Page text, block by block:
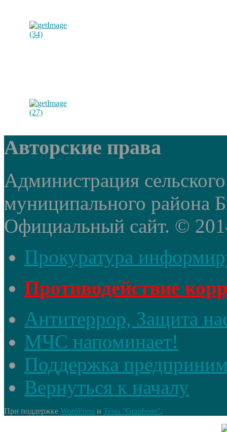
Авторские права
Администрация
муниципального района
Официальный сайт. ©
Прокуратура
Противодействие
Антитеррор, Защита
МЧС напоминает!
Поддержка
Вернуться к началу
При поддержке WordPress и Тема "Graphene".